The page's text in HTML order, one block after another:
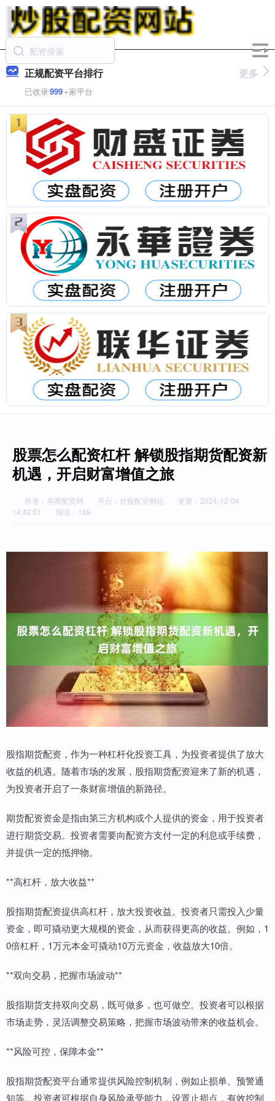
正规配资平台排行
已收录999+家平台
更多
股票怎么配资杠杆 解锁股指期货配资新
机遇，开启财富增值之旅
作者：券商配资网 平台：炒股配资网站
更新：2024-12-04
14:42:51
阅读：189
股指期货配资，作为一种杠杆化投资工具，为投资者提供了放大
收益的机遇。随着市场的发展，股指期货配资迎来了新的机遇，
为投资者开启了一条财富增值的新路径。
期货配资资金是指由第三方机构或个人提供的资金，用于投资者
进行期货交易。投资者需要向配资方支付一定的利息或手续费，
并提供一定的抵押物。
**高杠杆，放大收益**
股指期货配资提供高杠杆，放大投资收益。投资者只需投入少量
资金，即可撬动更大规模的资金，从而获得更高的收益。例如，1
0倍杠杆，1万元本金可撬动10万元资金，收益放大10倍。
**双向交易，把握市场波动**
股指期货支持双向交易，既可做多，也可做空。投资者可以根据
市场走势，灵活调整交易策略，把握市场波动带来的收益机会。
**风险可控，保障本金**
股指期货配资平台通常提供风险控制机制，例如止损单、预警通
知等。投资者可根据自身风险承受能力，设置止损点，有效控制